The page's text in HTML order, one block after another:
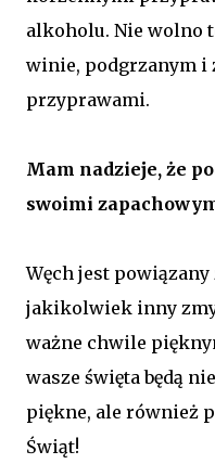
alkoholu. Nie wolno
winie, podgrzanym
przyprawami.
Mam nadzieje, że
swoimi
Węch jest
jakikolwiek inny
ważne chwile
wasze święta będą
piękne, ale również
Świąt!